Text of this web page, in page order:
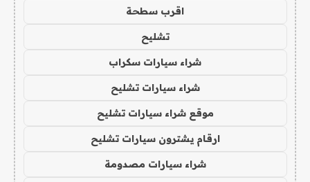
اقرب سطحة
تشليح
شراء سيارات سكراب
شراء سيارات تشليح
موقع شراء سيارات تشليح
ارقام يشترون سيارات تشليح
شراء سيارات مصدومة